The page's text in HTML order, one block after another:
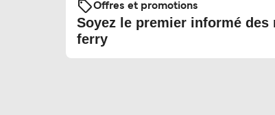
Offres et promotions
Soyez le premier informé
ferry